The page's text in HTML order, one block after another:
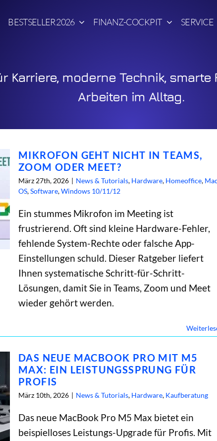
BESTSELLER 2026 FINANZ-COCKPIT SERVICE
Karriere, moderne Technik,
Arbeiten im Alltag.
MIKROFON GEHT NICHT IN TEAMS,
ZOOM ODER MEET?
März 27th, 2026 | News & Tutorials, Hardware, Homeoffice, Mac
OS,Software,Windows 10/11/12
Ein stummes Mikrofon im Meeting ist
frustrierend. Oft sind kleine Hardware-Fehler,
fehlende System-Rechte oder falsche App-
Einstellungen schuld. Dieser Ratgeber liefert
Ihnen systematische Schritt-für-Schritt-
Lösungen, damit Sie in Teams, Zoom und Meet
wieder gehört werden.
DAS NEUE MACBOOK PRO MIT M5
MAX: EIN LEISTUNGSSPRUNG FÜR
PROFIS
März 10th, 2026 | News & Tutorials, Hardware, Kaufberatung
Das neue MacBook Pro M5 Max bietet ein
beispielloses Leistungs-Upgrade für Profis. Mit